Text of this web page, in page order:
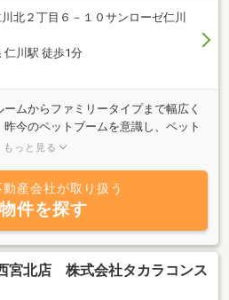
北２丁目６－１０サンローゼ仁川
仁川駅 徒歩1分
ムからファミリータイプまで幅広く
今のペットブームを意識し、ペット
、弊社専属のお部屋を数多く揃えて
ありましたら、あわせて遠慮なくご
車場あります。賃貸管理 土地活用に
引先有名ハウスメーカーパナソニック
水ハウス 大東建託 etc、
もっと見る
動産会社が取り扱う
件を探す
宮北店 株式会社タカラコンス